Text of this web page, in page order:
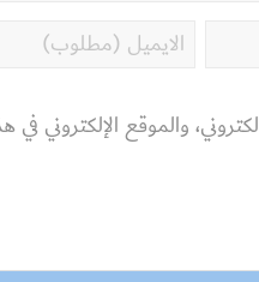
والموقع الإلكتروني